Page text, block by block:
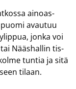
ai­noas­
avau­tuu
jonka voi
Nääs­hal­lin tis­
tun­tia ja sitä
ti­laan.